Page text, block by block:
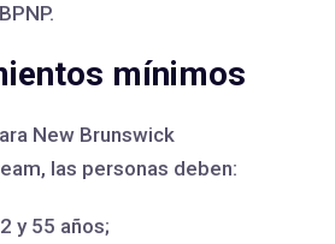
mínimos
New Brunswick
las personas deben:
y 55 años;